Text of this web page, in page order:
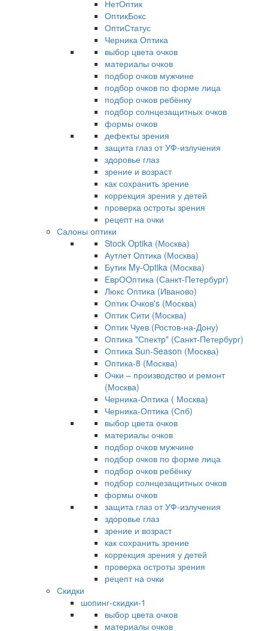
НетОптик
ОптикБокс
ОптиСтатус
Черника Оптика
выбор цвета очков
материалы очков
подбор очков мужчине
подбор очков по форме лица
подбор очков ребёнку
подбор солнцезащитных очков
формы очков
дефекты зрения
защита глаз от УФ-излучения
здоровье глаз
зрение и возраст
как сохранить зрение
коррекция зрения у детей
проверка остроты зрения
рецепт на очки
Салоны оптики
Stock Optika (Москва)
Аутлет Оптика (Москва)
Бутик My-Optika (Москва)
ЕврООптика (Санкт-Петербург)
Люкс Оптика (Иваново)
Оптик Очков's (Москва)
Оптик Сити (Москва)
Оптик Чуев (Ростов-на-Дону)
Оптика "Спектр" (Санкт-Петербург)
Оптика Sun-Season (Москва)
Оптика-8 (Москва)
Очки – производство и ремонт
(Москва)
Черника-Оптика ( Москва)
Черника-Оптика (Спб)
выбор цвета очков
материалы очков
подбор очков мужчине
подбор очков по форме лица
подбор очков ребёнку
подбор солнцезащитных очков
формы очков
защита глаз от УФ-излучения
здоровье глаз
зрение и возраст
как сохранить зрение
коррекция зрения у детей
проверка остроты зрения
рецепт на очки
Скидки
шопинг-скидки-1
выбор цвета очков
материалы очков